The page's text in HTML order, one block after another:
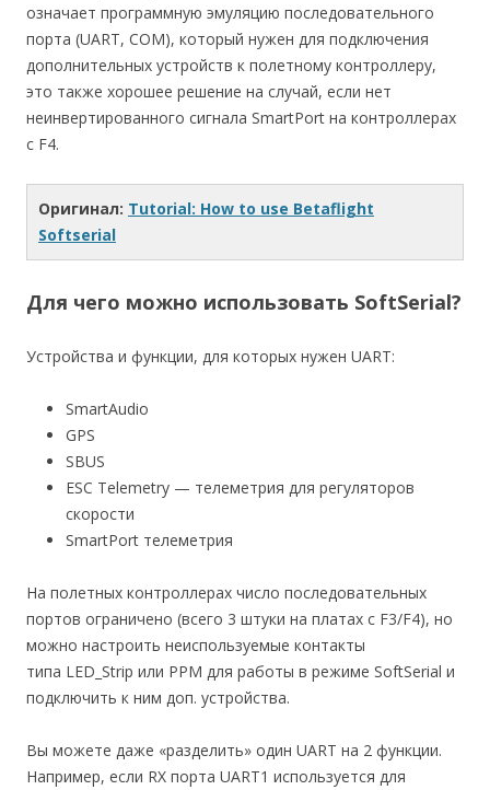
означает программную эмуляцию последовательного
порта (UART, COM), который нужен для подключения
дополнительных устройств к полетному контроллеру,
это также хорошее решение на случай, если нет
неинвертированного сигнала SmartPort на контроллерах
с F4.
Оригинал: Tutorial: How to use Betaflight
Softserial
Для чего можно использовать SoftSerial?
Устройства и функции, для которых нужен UART:
SmartAudio
GPS
SBUS
ESC Telemetry — телеметрия для регуляторов
скорости
SmartPort телеметрия
На полетных контроллерах число последовательных
портов ограничено (всего 3 штуки на платах с F3/F4), но
можно настроить неиспользуемые контакты
типа LED_Strip или PPM для работы в режиме SoftSerial и
подключить к ним доп. устройства.
Вы можете даже «разделить» один UART на 2 функции.
Например, если RX порта UART1 используется для